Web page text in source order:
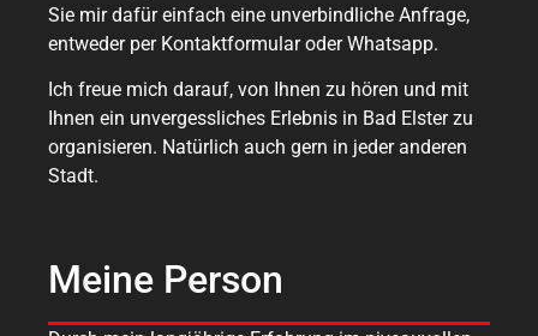
Sie mir dafür einfach eine unverbindliche Anfrage,
entweder per Kontaktformular oder Whatsapp.
Ich freue mich darauf, von Ihnen zu hören und mit
Ihnen ein unvergessliches Erlebnis in Bad Elster zu
organisieren. Natürlich auch gern in jeder anderen
Stadt.
Meine Person